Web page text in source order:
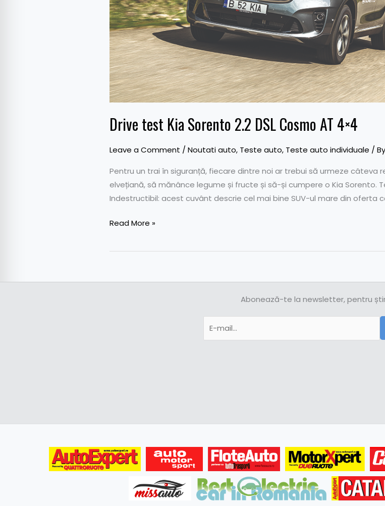
Drive test Kia Sorento 2.2 DSL Cosmo AT 4×4
Leave a Comment /Noutati auto, Teste auto, Teste auto individuale / By
Pentru un trai în siguranță, fiecare dintre noi ar trebui să urmeze câteva
elvețiană, să mănânce legume și fructe și să-și cumpere o Kia Sorento.
Indestructibil: acest cuvânt descrie cel mai bine SUV-ul mare din oferta
Read More »
Abonează-te la newsletter, pentru